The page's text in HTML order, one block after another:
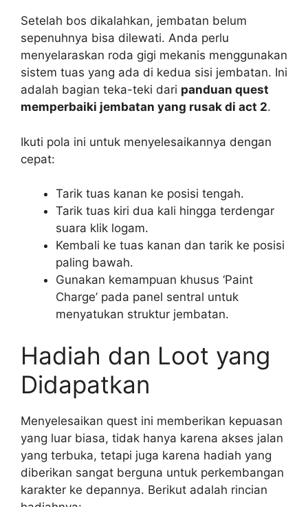
Setelah bos dikalahkan, jembatan belum
sepenuhnya bisa dilewati. Anda perlu
menyelaraskan roda gigi mekanis menggunakan
sistem tuas yang ada di kedua sisi jembatan. Ini
adalah bagian teka-teki dari panduan quest
memperbaiki jembatan yang rusak di act 2.
Ikuti pola ini untuk menyelesaikannya dengan
cepat:
Tarik tuas kanan ke posisi tengah.
Tarik tuas kiri dua kali hingga terdengar
suara klik logam.
Kembali ke tuas kanan dan tarik ke posisi
paling bawah.
Gunakan kemampuan khusus ‘Paint
Charge’ pada panel sentral untuk
menyatukan struktur jembatan.
Hadiah dan Loot yang
Didapatkan
Menyelesaikan quest ini memberikan kepuasan
yang luar biasa, tidak hanya karena akses jalan
yang terbuka, tetapi juga karena hadiah yang
diberikan sangat berguna untuk perkembangan
karakter ke depannya. Berikut adalah rincian